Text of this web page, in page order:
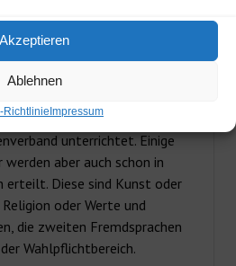
Akzeptieren
Ablehnen
RichtlinieImpressum
ist das erste
großen Teil im
unterrichtet. Einige
werden aber auch schon in
erteilt. Diese sind Kunst oder
Religion oder Werte und
die zweiten Fremdsprachen
Wahlpflichtbereich.